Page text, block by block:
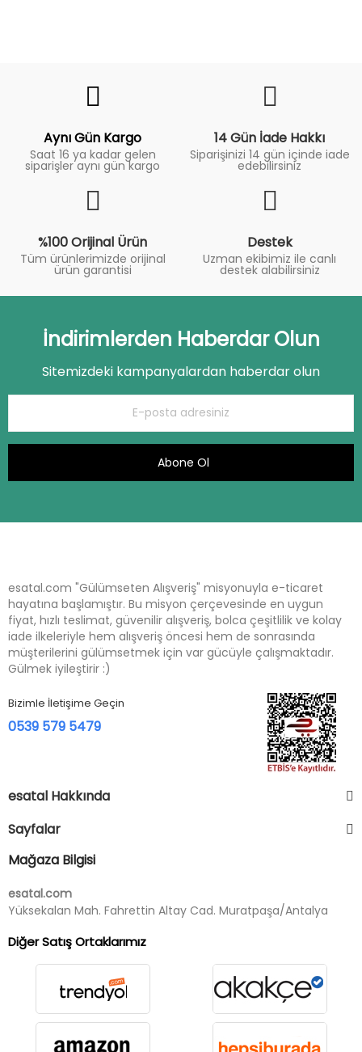
Aynı Gün Kargo
Saat 16 ya kadar gelen
siparişler aynı gün kargo
14 Gün İade Hakkı
Siparişinizi 14 gün içinde iade
edebilirsiniz
%100 Orijinal Ürün
Tüm ürünlerimizde orijinal
ürün garantisi
Destek
Uzman ekibimiz ile canlı
destek alabilirsiniz
İndirimlerden Haberdar Olun
Sitemizdeki kampanyalardan haberdar olun
Abone Ol
esatal.com "Gülümseten Alışveriş" misyonuyla e-ticaret
hayatına başlamıştır. Bu misyon çerçevesinde en uygun
fiyat, hızlı teslimat, güvenilir alışveriş, bolca çeşitlilik ve kolay
iade ilkeleriyle hem alışveriş öncesi hem de sonrasında
müşterilerini gülümsetmek için var gücüyle çalışmaktadır.
Gülmek iyileştirir :)
Bizimle İletişime Geçin
0539 579 5479
esatal Hakkında
Sayfalar
Mağaza Bilgisi
esatal.com
Yüksekalan Mah. Fahrettin Altay Cad. Muratpaşa/Antalya
Diğer Satış Ortaklarımız